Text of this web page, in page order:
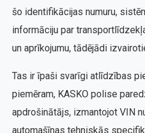
šo identifikācijas numuru,
informāciju par
un aprīkojumu, tādējādi
Tas ir īpaši svarīgi atlīdzības
piemēram, KASKO polise
apdrošinātājs, izmantojot VIN
automašīnas tehniskās